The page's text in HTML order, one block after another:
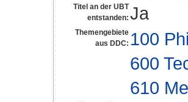
Titel an der UBT
entstanden: Ja
Themengebiete
aus DDC: 100
600
610